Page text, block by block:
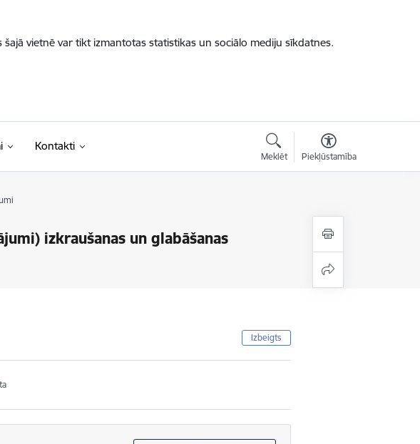
vietnē var tikt izmantotas statistikas un sociālo mediju sīkdatnes.
Kontakti
Meklēt Piekļūstamība
izkraušanas un glabāšanas
Izbeigts